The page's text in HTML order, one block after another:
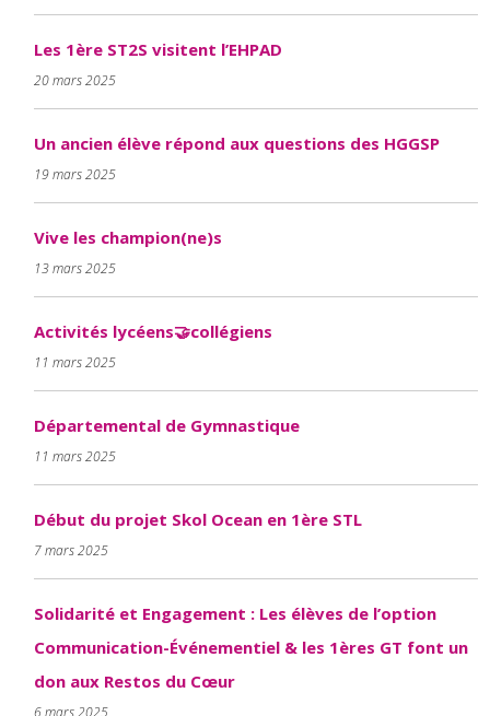
Les 1ère ST2S visitent l’EHPAD
20 mars 2025
Un ancien élève répond aux questions des HGGSP
19 mars 2025
Vive les champion(ne)s
13 mars 2025
Activités lycéens🤝collégiens
11 mars 2025
Départemental de Gymnastique
11 mars 2025
Début du projet Skol Ocean en 1ère STL
7 mars 2025
Solidarité et Engagement : Les élèves de l’option
Communication-Événementiel & les 1ères GT font un
don aux Restos du Cœur
6 mars 2025